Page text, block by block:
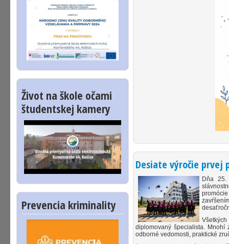
Život na škole očami
študentskej kamery
Prevencia kriminality
Desiate výročie prvej
Dňa
diplomovaný špecialista.
odborné vedomosti, praktické